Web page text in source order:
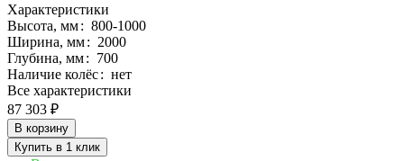
Характеристики
Высота, мм: 800-1000
Ширина, мм: 2000
Глубина, мм: 700
Наличие колёс: нет
Все характеристики
87 303 ₽
В корзину
Купить в 1 клик